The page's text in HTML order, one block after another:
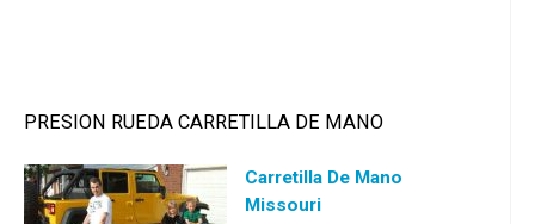
PRESION RUEDA CARRETILLA DE MANO
Carretilla De Mano
Missouri